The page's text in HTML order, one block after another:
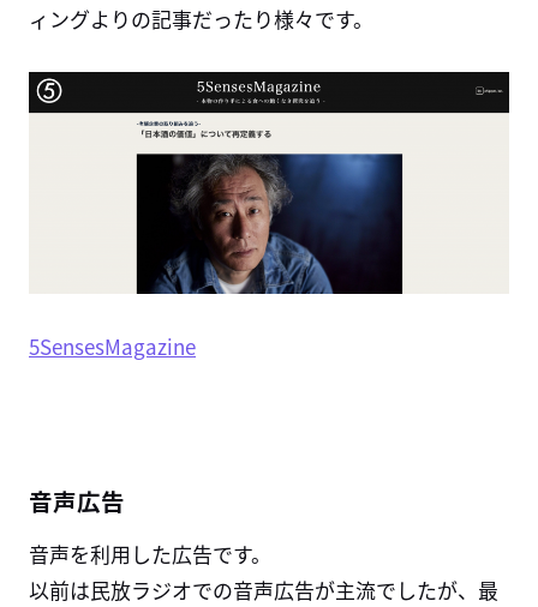
ィングよりの記事だったり様々です。
5SensesMagazine
音声広告
音声を利用した広告です。
以前は民放ラジオでの音声広告が主流でしたが、最